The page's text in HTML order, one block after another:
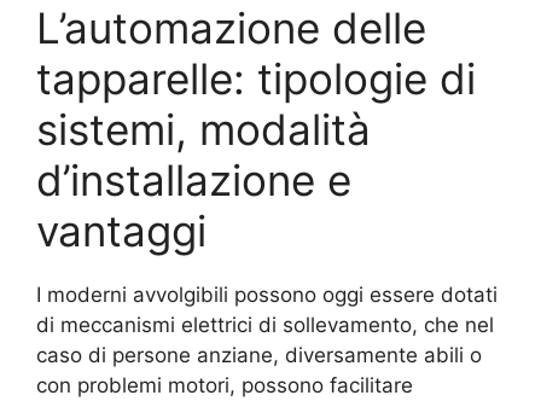
L’automazione delle
tapparelle: tipologie di
sistemi, modalità
d’installazione e
vantaggi
I moderni avvolgibili possono oggi essere dotati
di meccanismi elettrici di sollevamento, che nel
caso di persone anziane, diversamente abili o
con problemi motori, possono facilitare